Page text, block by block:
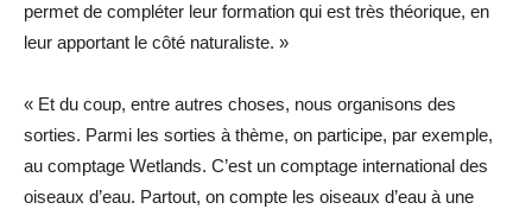
permet de compléter leur formation qui est très théorique, en
leur apportant le côté naturaliste. »
« Et du coup, entre autres choses, nous organisons des
sorties. Parmi les sorties à thème, on participe, par exemple,
au comptage Wetlands. C’est un comptage international des
oiseaux d’eau. Partout, on compte les oiseaux d’eau à une